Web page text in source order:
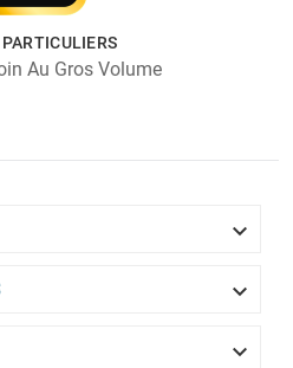
Au Gros Volume


